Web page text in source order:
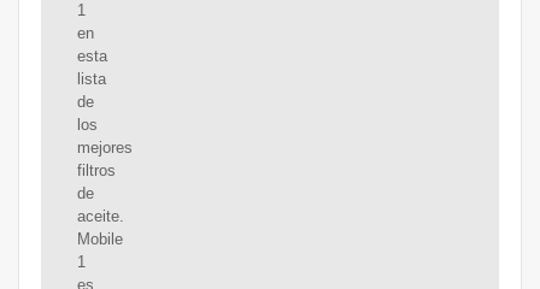
1
en
esta
lista
de
los
mejores
filtros
de
aceite.
Mobile
1
es